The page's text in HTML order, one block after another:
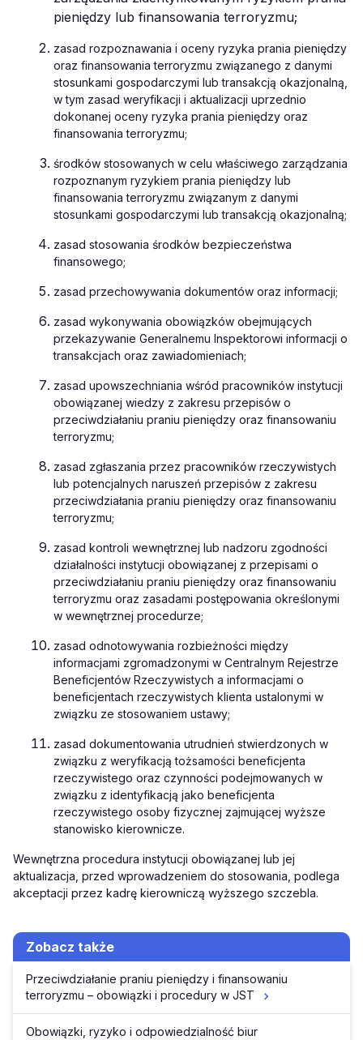
pieniędzy lub finansowania terroryzmu;
zasad rozpoznawania i oceny ryzyka prania pieniędzy
oraz finansowania terroryzmu związanego z danymi
stosunkami gospodarczymi lub transakcją okazjonalną,
w tym zasad weryfikacji i aktualizacji uprzednio
dokonanej oceny ryzyka prania pieniędzy oraz
finansowania terroryzmu;
środków stosowanych w celu właściwego zarządzania
rozpoznanym ryzykiem prania pieniędzy lub
finansowania terroryzmu związanym z danymi
stosunkami gospodarczymi lub transakcją okazjonalną;
zasad stosowania środków bezpieczeństwa
finansowego;
zasad przechowywania dokumentów oraz informacji;
zasad wykonywania obowiązków obejmujących
przekazywanie Generalnemu Inspektorowi informacji o
transakcjach oraz zawiadomieniach;
zasad upowszechniania wśród pracowników instytucji
obowiązanej wiedzy z zakresu przepisów o
przeciwdziałaniu praniu pieniędzy oraz finansowaniu
terroryzmu;
zasad zgłaszania przez pracowników rzeczywistych
lub potencjalnych naruszeń przepisów z zakresu
przeciwdziałania praniu pieniędzy oraz finansowaniu
terroryzmu;
zasad kontroli wewnętrznej lub nadzoru zgodności
działalności instytucji obowiązanej z przepisami o
przeciwdziałaniu praniu pieniędzy oraz finansowaniu
terroryzmu oraz zasadami postępowania określonymi
w wewnętrznej procedurze;
zasad odnotowywania rozbieżności między
informacjami zgromadzonymi w Centralnym Rejestrze
Beneficjentów Rzeczywistych a informacjami o
beneficjentach rzeczywistych klienta ustalonymi w
związku ze stosowaniem ustawy;
zasad dokumentowania utrudnień stwierdzonych w
związku z weryfikacją tożsamości beneficjenta
rzeczywistego oraz czynności podejmowanych w
związku z identyfikacją jako beneficjenta
rzeczywistego osoby fizycznej zajmującej wyższe
stanowisko kierownicze.
Wewnętrzna procedura instytucji obowiązanej lub jej
aktualizacja, przed wprowadzeniem do stosowania, podlega
akceptacji przez kadrę kierowniczą wyższego szczebla.
Zobacz także
Przeciwdziałanie praniu pieniędzy i finansowaniu
terroryzmu – obowiązki i procedury w JST
Obowiązki, ryzyko i odpowiedzialność biur